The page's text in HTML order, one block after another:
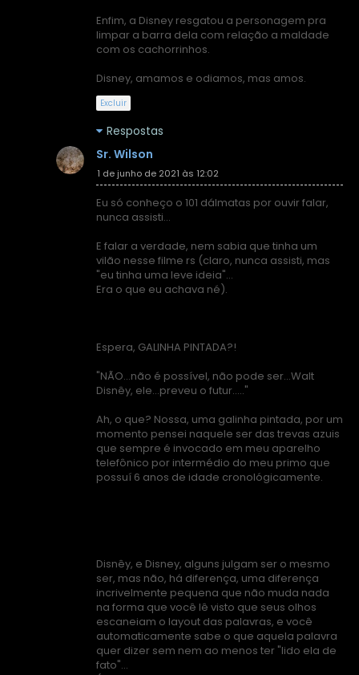
Enfim, a Disney resgatou a personagem pra
limpar a barra dela com relação a maldade
com os cachorrinhos.
Disney, amamos e odiamos, mas amos.
Excluir
Respostas
Sr. Wilson
1 de junho de 2021 às 12:02
Eu só conheço o 101 dálmatas por ouvir falar,
nunca assisti...
E falar a verdade, nem sabia que tinha um
vilão nesse filme rs (claro, nunca assisti, mas
"eu tinha uma leve ideia"...
Era o que eu achava né).
Espera, GALINHA PINTADA?!
"NÃO...não é possível, não pode ser...Walt
Disnêy, ele...preveu o futur....."
Ah, o que? Nossa, uma galinha pintada, por um
momento pensei naquele ser das trevas azuis
que sempre é invocado em meu aparelho
telefônico por intermédio do meu primo que
possuí 6 anos de idade cronológicamente.
Disnêy, e Disney, alguns julgam ser o mesmo
ser, mas não, há diferença, uma diferença
incrivelmente pequena que não muda nada
na forma que você lê visto que seus olhos
escaneiam o layout das palavras, e você
automaticamente sabe o que aquela palavra
quer dizer sem nem ao menos ter "lido ela de
fato"...